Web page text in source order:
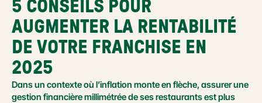
5 CONSEILS POUR
AUGMENTER LA RENTABILITÉ
DE VOTRE FRANCHISE EN
2025
Dans un contexte où l’inflation monte en flèche, assurer une
gestion financière millimétrée de ses restaurants est plus